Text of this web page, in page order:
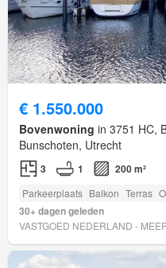
€ 1.550.000
Bovenwoning in 3751 HC,
Bunschoten, Utrecht
3 1 200 m²
Parkeerplaats Balkon Terras
30+ dagen geleden
VASTGOED NEDERLAND -